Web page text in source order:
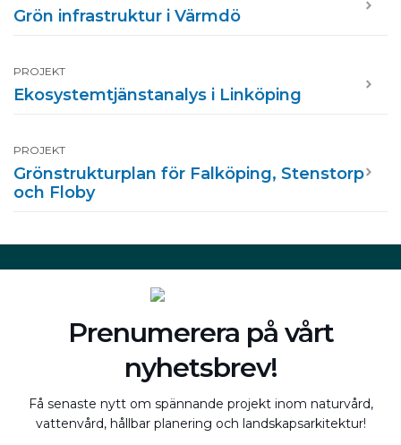
Grön infrastruktur i Värmdö
PROJEKT
Ekosystemtjänstanalys i Linköping
PROJEKT
Grönstrukturplan för Falköping, Stenstorp
och Floby
Prenumerera på vårt
nyhetsbrev!
Få senaste nytt om spännande projekt inom naturvård,
vattenvård, hållbar planering och landskapsarkitektur!